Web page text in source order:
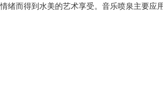
绪而得到水美的艺术享受。音乐喷泉主要应